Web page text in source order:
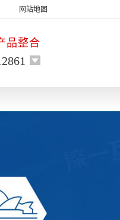
网站地图
品整合